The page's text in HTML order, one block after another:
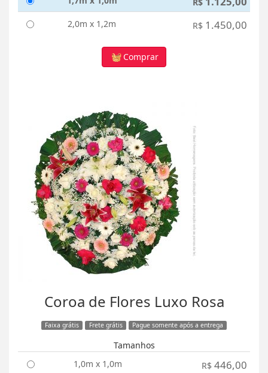
2,0m x 1,2m R$ 1.450,00
Comprar
Coroa de Flores Luxo Rosa
Faixa grátis Frete grátis Pague somente após a entrega
Tamanhos
1,0m x 1,0m
R$ 446,00